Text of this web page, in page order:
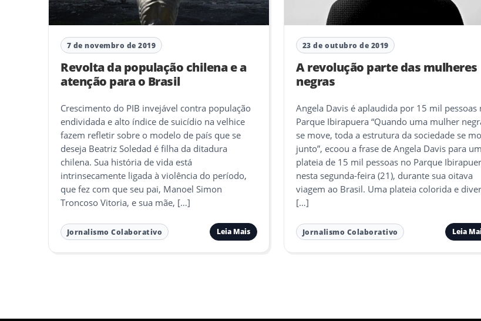
7 de novembro de 2019
Revolta da população chilena e a
atenção para o Brasil
Crescimento do PIB invejável contra população
endividada e alto índice de suicídio na velhice
fazem refletir sobre o modelo de país que se
deseja Beatriz Soledad é filha da ditadura
chilena. Sua história de vida está
intrinsecamente ligada à violência do período,
que fez com que seu pai, Manoel Simon
Troncoso Vitoria, e sua mãe, […]
Jornalismo Colaborativo Leia Mais
23 de outubro de 2019
A revolução parte das mulheres
negras
Angela Davis é aplaudida por 15 mil pessoas
Parque Ibirapuera “Quando uma mulher
se move, toda a estrutura da sociedade se
junto”, ecoou a frase de Angela Davis para
plateia de 15 mil pessoas no Parque
nesta segunda-feira (21), durante sua oitava
viagem ao Brasil. Uma plateia colorida e
[…]
Jornalismo Colaborativo Leia